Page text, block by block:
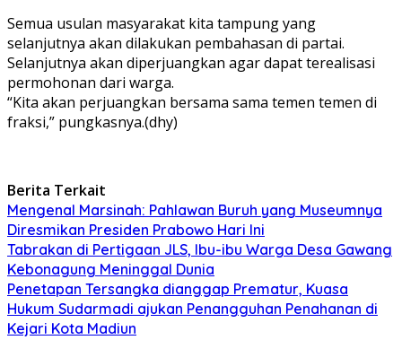
Semua usulan masyarakat kita tampung yang
selanjutnya akan dilakukan pembahasan di partai.
Selanjutnya akan diperjuangkan agar dapat terealisasi
permohonan dari warga.
“Kita akan perjuangkan bersama sama temen temen di
fraksi,” pungkasnya.(dhy)
Berita Terkait
Mengenal Marsinah: Pahlawan Buruh yang Museumnya
Diresmikan Presiden Prabowo Hari Ini
Tabrakan di Pertigaan JLS, Ibu-ibu Warga Desa Gawang
Kebonagung Meninggal Dunia
Penetapan Tersangka dianggap Prematur, Kuasa
Hukum Sudarmadi ajukan Penangguhan Penahanan di
Kejari Kota Madiun